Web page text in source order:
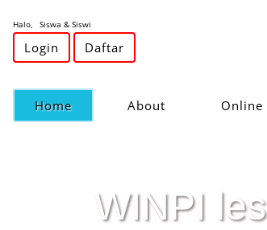
Halo, Siswa & Siswi
Login Daftar
Home(current) About Online
WINPI